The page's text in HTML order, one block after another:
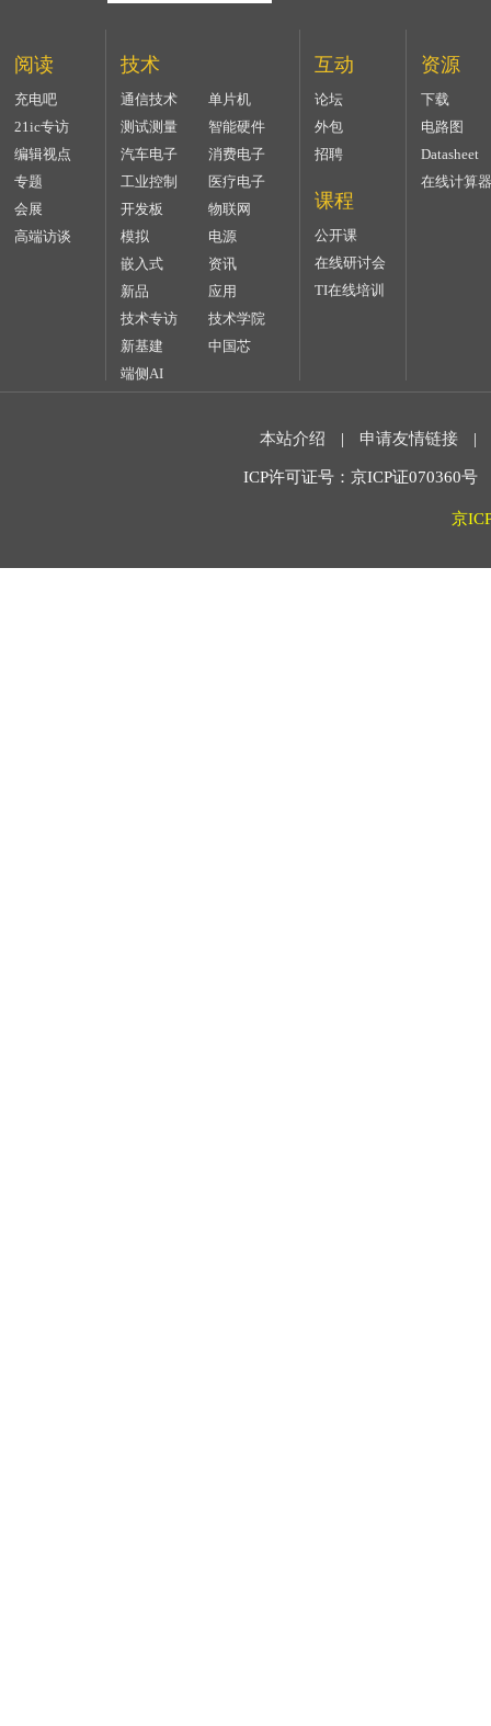
阅读
充电吧
21ic专访
编辑视点
专题
会展
高端访谈
技术
通信技术
单片机
测试测量
智能硬件
汽车电子
消费电子
工业控制
医疗电子
开发板
物联网
模拟
电源
嵌入式
资讯
新品
应用
技术专访
技术学院
新基建
中国芯
端侧AI
互动
论坛
外包
招聘
课程
公开课
在线研讨会
TI在线培训
资源
下载
电路图
Datasheet
在线计算器
本站介绍 | 申请友情链接 |
ICP许可证号：京ICP证070360
京